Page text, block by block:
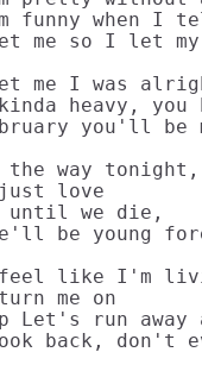
funny when I
me so I let my
me I was
heavy,
you'll
way tonight,
love
until we die,
be young
feel like I'm
me on
run away
back, don't